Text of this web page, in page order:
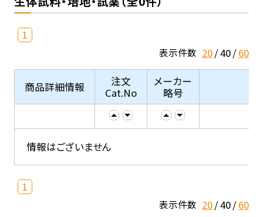
1
表示件数 20 40 60
商品詳細情報
注文
Cat.No
メーカー
略号
情報はございません
1
表示件数 20 40 60